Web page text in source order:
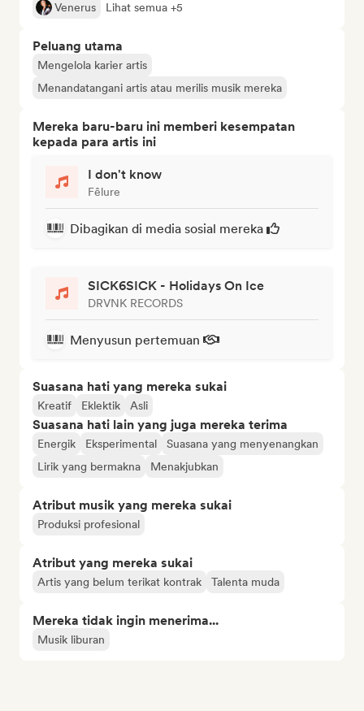
Venerus
Lihat semua +5
Peluang utama
Mengelola karier artis
Menandatangani artis atau merilis musik mereka
Mereka baru-baru ini memberi kesempatan
kepada para artis ini
I don't know
Fêlure
Dibagikan di media sosial mereka
SICK6SICK - Holidays On Ice
DRVNK RECORDS
Menyusun pertemuan
Suasana hati yang mereka sukai
Kreatif Eklektik Asli
Suasana hati lain yang juga mereka terima
Energik Eksperimental
Suasana yang menyenangkan
Lirik yang bermakna
Menakjubkan
Atribut musik yang mereka sukai
Produksi profesional
Atribut yang mereka sukai
Artis yang belum terikat kontrak Talenta muda
Mereka tidak ingin menerima...
Musik liburan